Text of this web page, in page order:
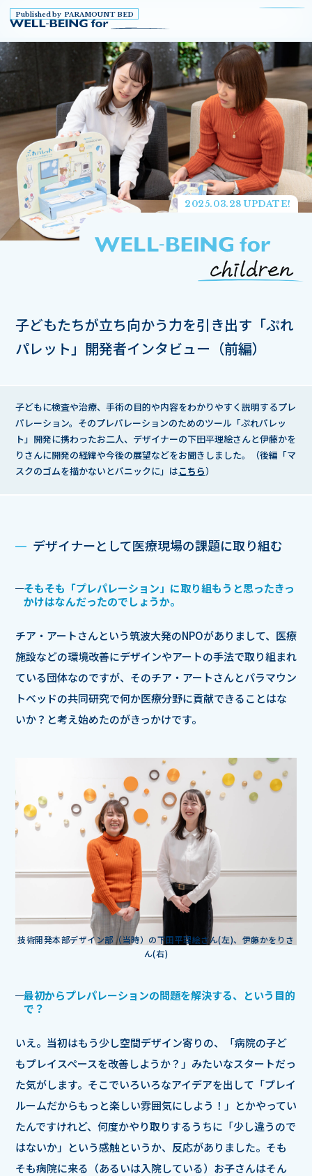
Published by PARAMOUNT BED
2025.03.28 UPDATE!
子どもたちが立ち向かう力を引き出す 「ぷれ
パレット」開発者インタビュー（前編）
子どもに検査や治療、手術の目的や内容をわかりやすく説明するプレ
パレーション。 そのプレパレーションのためのツール「ぷれパレッ
ト」開発に携わったお二人、デザイナーの下田平理絵さんと伊藤かを
りさんに開発の経緯や今後の展望などをお聞きしました。（後編「マ
スクのゴムを描かないとパニックに」はこちら）
デザイナーとして医療現場の課題に取り組む
そもそも「プレパレーション」に取り組もうと思ったきっ
かけはなんだったのでしょうか。
チア・アートさんという筑波大発のNPOがありまして、医療
施設などの環境改善にデザインやアートの手法で取り組まれ
ている団体なのですが、そのチア・アートさんとパラマウン
トベッドの共同研究で何か医療分野に貢献できることはな
いか？と考え始めたのがきっかけです。
技術開発本部デザイン部（当時）の下田平理絵さん(左)、伊藤かをりさ
ん(右)
最初からプレパレーションの問題を解決する、という目的
で？
いえ。当初はもう少し空間デザイン寄りの、「病院の子ど
もプレイスペースを改善しようか？」みたいなスタートだっ
た気がします。そこでいろいろなアイデアを出して「プレイ
ルームだからもっと楽しい雰囲気にしよう！」とかやってい
たんですけれど、何度かやり取りするうちに「少し違うので
はないか」という感触というか、反応がありました。そも
そも病院に来る（あるいは入院している）お子さんはそん